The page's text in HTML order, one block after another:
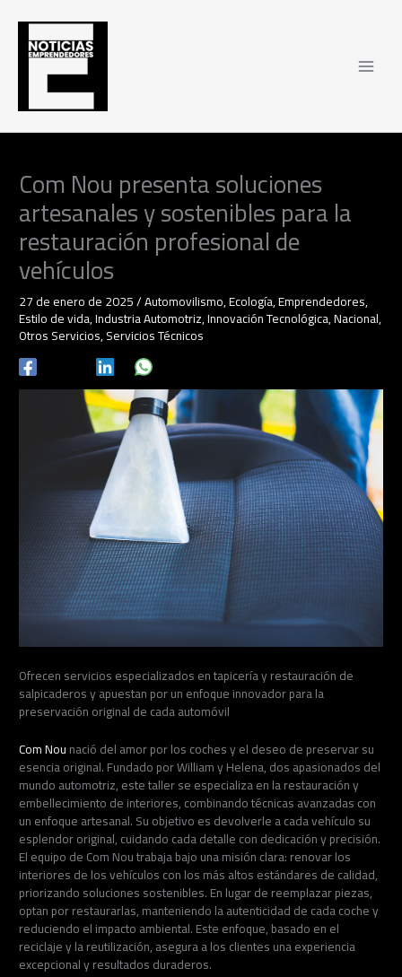
contenido
Com Nou presenta soluciones
artesanales y sostenibles para la
restauración profesional de
vehículos
27 de enero de 2025/Automovilismo,Ecología,Emprendedores,
Estilo de vida,Industria Automotriz,Innovación Tecnológica,Nacional,
Otros Servicios,Servicios Técnicos
Ofrecen servicios especializados en tapicería y restauración de
salpicaderos y apuestan por un enfoque innovador para la
preservación original de cada automóvil
Com Nounació del amor por los coches y el deseo de preservar su
esencia original. Fundado por William y Helena, dos apasionados del
mundo automotriz, este taller se especializa en la restauración y
embellecimiento de interiores, combinando técnicas avanzadas con
un enfoque artesanal. Su objetivo es devolverle a cada vehículo su
esplendor original, cuidando cada detalle con dedicación y precisión.
El equipo de Com Nou trabaja bajo una misión clara: renovar los
interiores de los vehículos con los más altos estándares de calidad,
priorizando soluciones sostenibles. En lugar de reemplazar piezas,
optan por restaurarlas, manteniendo la autenticidad de cada coche y
reduciendo el impacto ambiental. Este enfoque, basado en el
reciclaje y la reutilización, asegura a los clientes una experiencia
excepcional y resultados duraderos.